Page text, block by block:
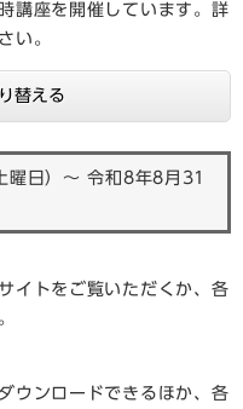
講座を開催しています。詳
い。
替える
日）～ 令和8年8月31
イトをご覧いただくか、各
ウンロードできるほか、各